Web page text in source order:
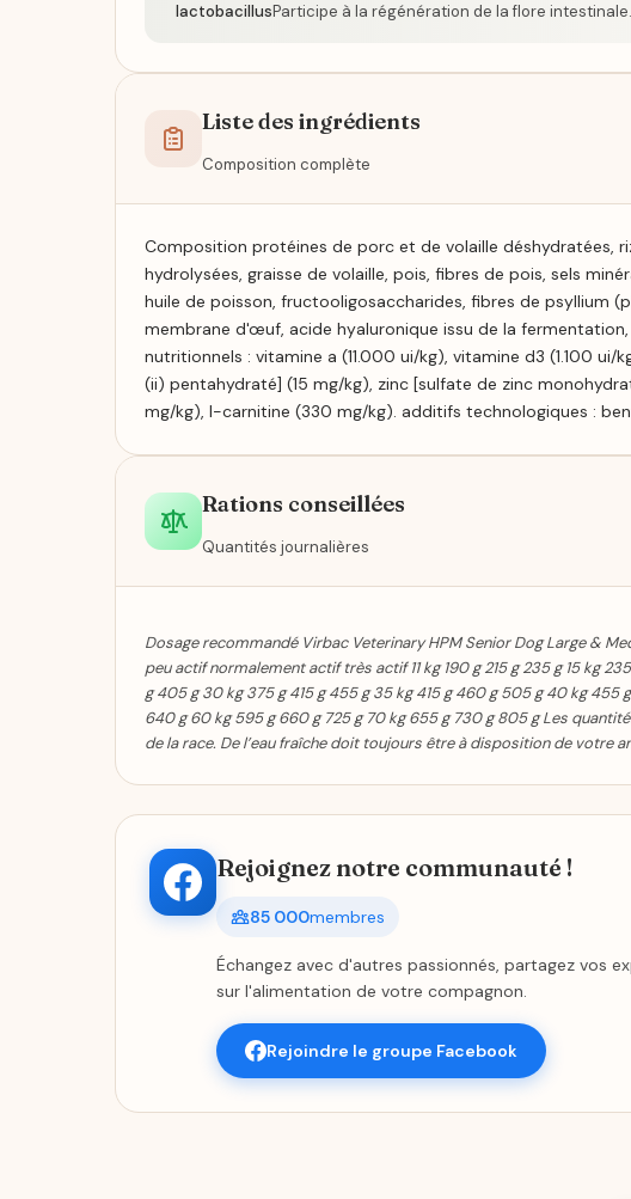
lactobacillusParticipe à la régénération de la flore intestinale.
Liste des ingrédients
Composition complète
Composition protéines de porc et de volaille déshydratées,
hydrolysées, graisse de volaille, pois, fibres de pois, sels
huile de poisson, fructooligosaccharides, fibres de psyllium
membrane d'œuf, acide hyaluronique issu de la
nutritionnels : vitamine a (11.000 ui/kg), vitamine d3 (1.100
(ii) pentahydraté] (15 mg/kg), zinc [sulfate de zinc
mg/kg), l-carnitine (330 mg/kg). additifs technologiques :
Rations conseillées
Quantités journalières
Dosage recommandé Virbac Veterinary HPM Senior Dog Large &
peu actif normalement actif très actif 11 kg 190 g 215 g 235 g 15 kg
g 405 g 30 kg 375 g 415 g 455 g 35 kg 415 g 460 g 505 g 40 kg
640 g 60 kg 595 g 660 g 725 g 70 kg 655 g 730 g 805 g Les
de la race. De l’eau fraîche doit toujours être à disposition de votre
Rejoignez notre communauté !
85 000membres
Échangez avec d'autres passionnés, partagez vos
sur l'alimentation de votre compagnon.
Rejoindre le groupe Facebook